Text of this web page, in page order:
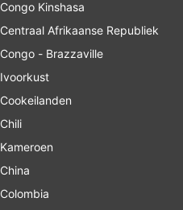
Congo Kinshasa
Centraal Afrikaanse Republiek
Congo - Brazzaville
Ivoorkust
Cookeilanden
Chili
Kameroen
China
Colombia